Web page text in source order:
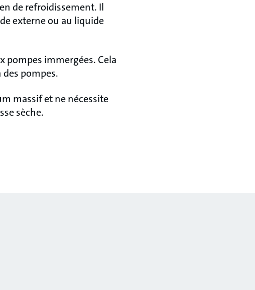
de refroidissement. Il
externe ou au liquide
pompes immergées. Cela
pompes.
massif et ne nécessite
sèche.